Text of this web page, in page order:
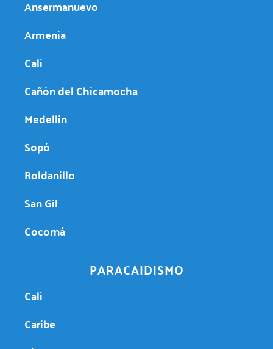
Ansermanuevo
Armenia
Cali
Cañón del Chicamocha
Medellín
Sopó
Roldanillo
San Gil
Cocorná
PARACAIDISMO
Cali
Caribe